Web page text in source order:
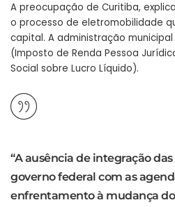
A preocupação de Curitiba,
o processo de eletromobilidade
capital. A administração municipal
(Imposto de Renda Pessoa
Social sobre Lucro Líquido).
“A ausência de integração
governo federal com as
enfrentamento à mudança